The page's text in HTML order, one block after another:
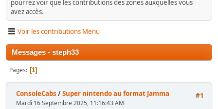
pourrez voir que les contributions des zones auxquelles vous
avez accès.
Voir les contributions Menu
Messages - steph33
Pages 1
#1
ConsoleCabs /Super nintendo au format Jamma
Mardi 16 Septembre 2025, 11:16:43 AM